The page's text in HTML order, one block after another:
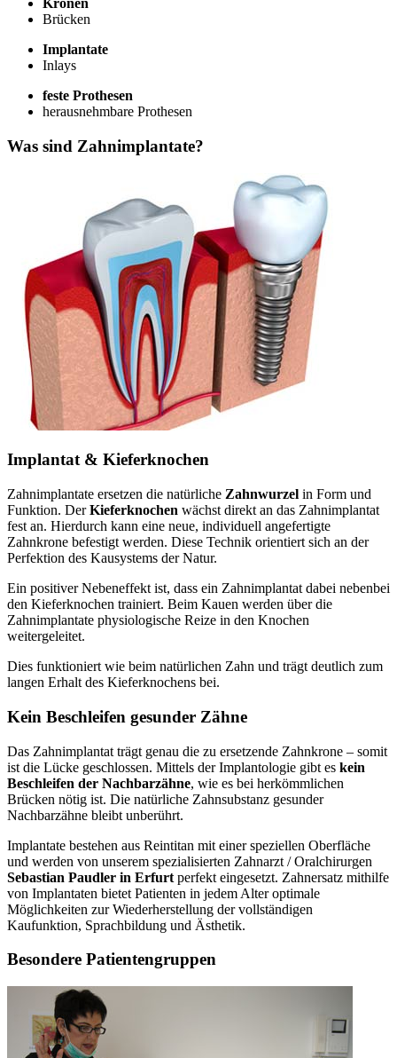
Kronen
Brücken
Implantate
Inlays
feste Prothesen
herausnehmbare Prothesen
Was sind Zahnimplantate?
Implantat & Kieferknochen
Zahnimplantate ersetzen die natürliche Zahnwurzel in Form und
Funktion. DerKieferknochen wächst direkt an das Zahnimplantat
fest an. Hierdurch kann eine neue, individuell angefertigte
Zahnkrone befestigt werden. Diese Technik orientiert sich an der
Perfektion des Kausystems der Natur.
Ein positiver Nebeneffekt ist, dass ein Zahnimplantat dabei nebenbei
den Kieferknochen trainiert. Beim Kauen werden über die
Zahnimplantate physiologische Reize in den Knochen
weitergeleitet.
Dies funktioniert wie beim natürlichen Zahn und trägt deutlich zum
langen Erhalt des Kieferknochens bei.
Kein Beschleifen gesunder Zähne
Das Zahnimplantat trägt genau die zu ersetzende Zahnkrone – somit
ist die Lücke geschlossen. Mittels der Implantologie gibt es kein
Beschleifen der Nachbarzähne, wie es bei herkömmlichen
Brücken nötig ist. Die natürliche Zahnsubstanz gesunder
Nachbarzähne bleibt unberührt.
Implantate bestehen aus Reintitan mit einer speziellen Oberfläche
und werden von unserem spezialisierten Zahnarzt / Oralchirurgen
Sebastian Paudler in Erfurt perfekt eingesetzt. Zahnersatz mithilfe
von Implantaten bietet Patienten in jedem Alter optimale
Möglichkeiten zur Wiederherstellung der vollständigen
Kaufunktion, Sprachbildung und Ästhetik.
Besondere Patientengruppen